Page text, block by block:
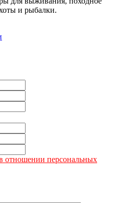
и рыбалки.
отношении персональных